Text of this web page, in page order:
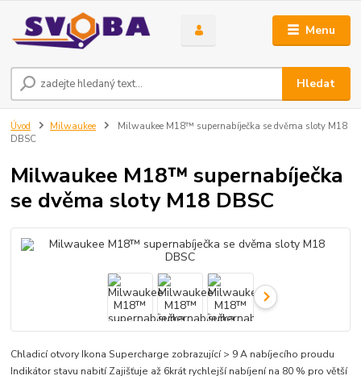
Menu
Hledat
Úvod Milwaukee
Milwaukee M18™ supernabíječka se dvěma sloty M18
DBSC
Milwaukee M18™ supernabíječka
se dvěma sloty M18 DBSC
Chladicí otvory Ikona Supercharge zobrazující > 9 A nabíjecího proudu
Indikátor stavu nabití Zajišťuje až 6krát rychlejší nabíjení na 80 % pro větší